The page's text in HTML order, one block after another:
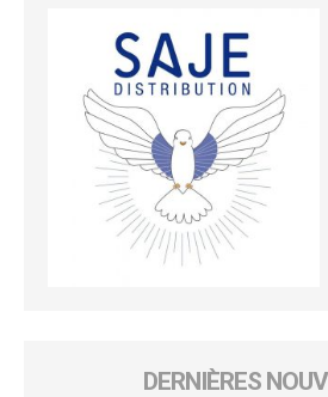
DERNIÈRES